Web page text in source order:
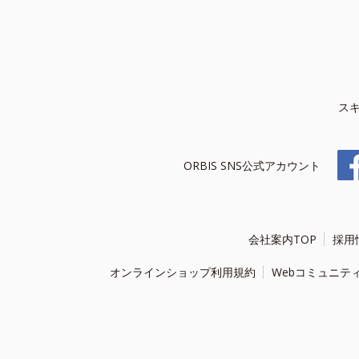
ス
ORBIS SNS公式アカウント
会社案内TOP 採用
オンラインショップ利用規約 Webコミュニテ